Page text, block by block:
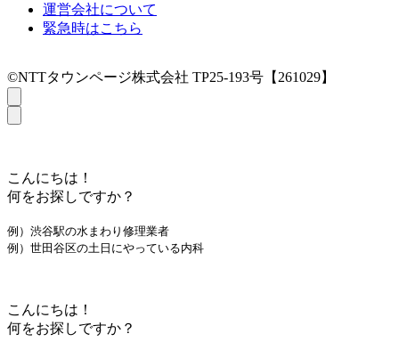
運営会社について
緊急時はこちら
©NTTタウンページ株式会社 TP25-193号【261029】
こんにちは！
何をお探しですか？
例）渋谷駅の水まわり修理業者
例）世田谷区の土日にやっている内科
こんにちは！
何をお探しですか？